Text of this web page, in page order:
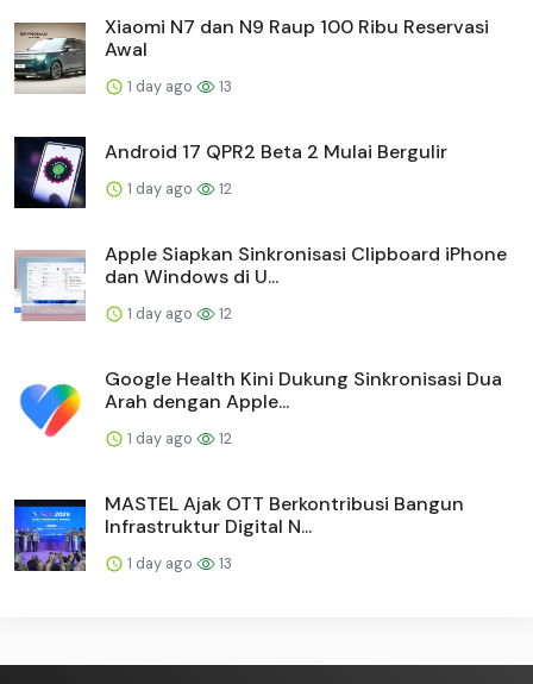
Xiaomi N7 dan N9 Raup 100 Ribu Reservasi
Awal
1 day ago 13
Android 17 QPR2 Beta 2 Mulai Bergulir
1 day ago 12
Apple Siapkan Sinkronisasi Clipboard iPhone
dan Windows di U...
1 day ago 12
Google Health Kini Dukung Sinkronisasi Dua
Arah dengan Apple...
1 day ago 12
MASTEL Ajak OTT Berkontribusi Bangun
Infrastruktur Digital N...
1 day ago 13